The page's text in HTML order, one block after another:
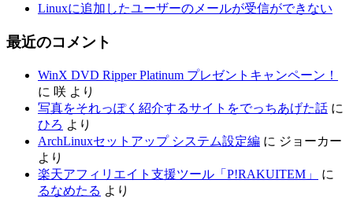
Linuxに追加したユーザーのメールが受信ができない
最近のコメント
WinX DVD Ripper Platinum プレゼントキャンペーン！
に 咲 より
写真をそれっぽく紹介するサイトをでっちあげた話 に
ひろ より
ArchLinuxセットアップ システム設定編 に ジョーカー
より
楽天アフィリエイト支援ツール「P!RAKUITEM」
に
るなめたる より